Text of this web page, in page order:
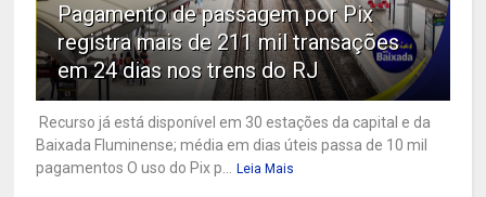
Pagamento de passagem por Pix
registra mais de 211 mil transações
em 24 dias nos trens do RJ
Recurso já está disponível em 30 estações da capital e da
Baixada Fluminense; média em dias úteis passa de 10 mil
pagamentos O uso do Pix p...
Leia Mais